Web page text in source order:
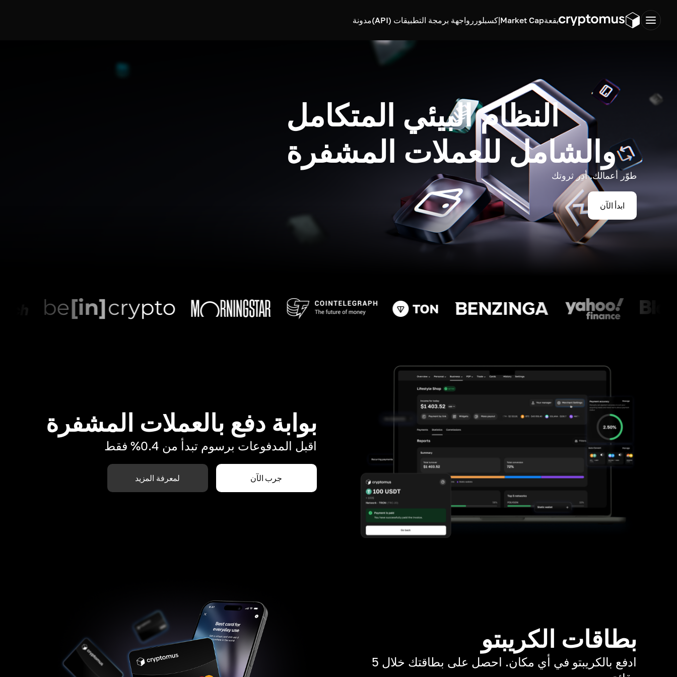
بقعةMarket Capإكسبلورر واجهة برمجة التطبيقات (API) مدونة
النظام البيئي المتكامل
والشامل للعملات المشفرة
طوّر أعمالك. أدِر ثروتك
ابدأ الآن
بوابة دفع بالعملات المشفرة
اقبل المدفوعات برسوم تبدأ من 0.4% فقط
جرب الآن لمعرفة المزيد
بطاقات الكريبتو
ادفع بالكريبتو في أي مكان. احصل على بطاقتك خلال 5